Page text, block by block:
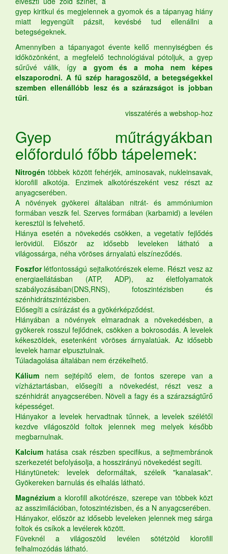
gyep kiritkul és megjelennek a gyomok és a tápanyag hiány
miatt legyengült pázsit, kevésbé tud ellenállni a
betegségeknek.
Amennyiben a tápanyagot évente kellő mennyiségben és
időközönként, a megfelelő technológiával pótoljuk, a gyep
sűrűvé válik, így a gyom és a moha nem képes
elszaporodni. A fű szép haragoszöld, a betegségekkel
szemben ellenállóbb lesz és a szárazságot is jobban
tűri.
visszatérés a webshop-hoz
Gyep műtrágyákban
előforduló főbb tápelemek:
Nitrogén többek között fehérjék, aminosavak, nukleinsavak,
klorofill alkotója. Enzimek alkotórészeként vesz részt az
anyagcserében.
A növények gyökerei általában nitrát- és ammóniumion
formában veszik fel. Szerves formában (karbamid) a levélen
keresztül is felvehető.
Hiánya esetén a növekedés csökken, a vegetatív fejlődés
lerövidül. Először az idősebb leveleken látható a
világossárga, néha vöröses árnyalatú elszíneződés.
Foszforlétfontosságú sejtalkotórészek eleme. Részt vesz az
energiaellátásban (ATP, ADP), az életfolyamatok
szabályozásában(DNS,RNS), fotoszintézisben és
szénhidrátszintézisben.
Elősegíti a csírázást és a gyökérképződést.
Hiányában a növények elmaradnak a növekedésben, a
gyökerek rosszul fejlődnek, csökken a bokrosodás. A levelek
kékeszöldek, esetenként vöröses árnyalatúak. Az idősebb
levelek hamar elpusztulnak.
Túladagolása általában nem érzékelhető.
Kálium nem sejtépítő elem, de fontos szerepe van a
vízháztartásban, elősegíti a növekedést, részt vesz a
szénhidrát anyagcserében. Növeli a fagy és a szárazságtűrő
képességet.
Hiányakor a levelek hervadtnak tűnnek, a levelek szélétől
kezdve világoszöld foltok jelennek meg melyek később
megbarnulnak.
Kalcium hatása csak részben specifikus, a sejtmembránok
szerkezetét befolyásolja, a hosszirányú növekedést segíti.
Hiánytünetek: levelek deformáltak, széleik "kanalasak".
Gyökereken barnulás és elhalás látható.
Magnézium a klorofill alkotórésze, szerepe van többek közt
az asszimilációban, fotoszintézisben, és a N anyagcserében.
Hiányakor, először az idősebb leveleken jelennek meg sárga
foltok és csíkok a levélerek között.
Füveknél a világoszöld levélen sötétzöld klorofill
felhalmozódás látható.